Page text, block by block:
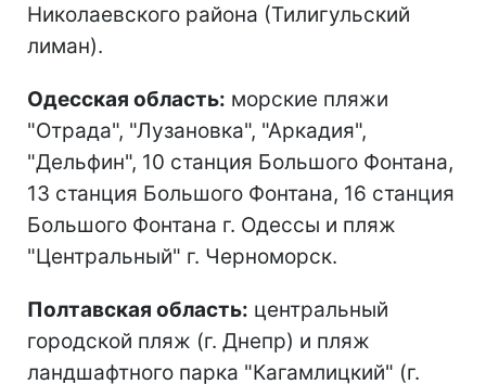
Николаевского района (Тилигульский
лиман).
Одесская область: морские пляжи
"Отрада", "Лузановка", "Аркадия",
"Дельфин", 10 станция Большого Фонтана,
13 станция Большого Фонтана, 16 станция
Большого Фонтана г. Одессы и пляж
"Центральный" г. Черноморск.
Полтавская область: центральный
городской пляж (г. Днепр) и пляж
ландшафтного парка "Кагамлицкий" (г.